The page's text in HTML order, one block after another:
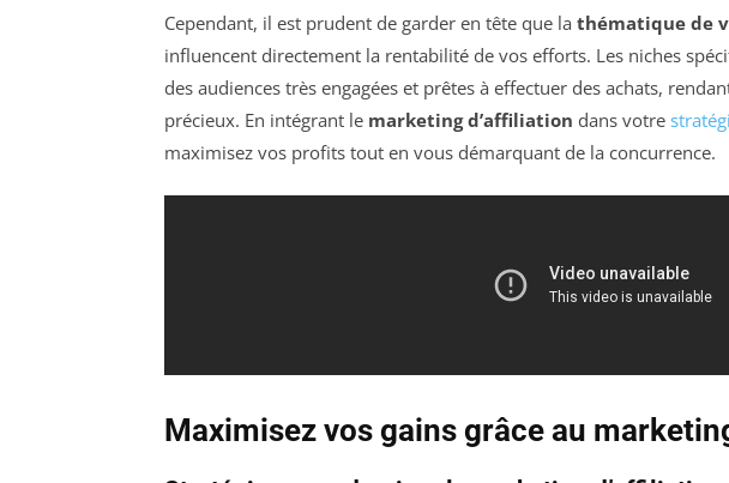
Cependant, il est prudent de garder en tête que la thématique de
influencent directement la rentabilité de vos efforts. Les niches
des audiences très engagées et prêtes à effectuer des achats,
précieux. En intégrant le marketing d’affiliation dans votre
maximisez vos profits tout en vous démarquant de la concurrence.
Maximisez vos gains grâce au